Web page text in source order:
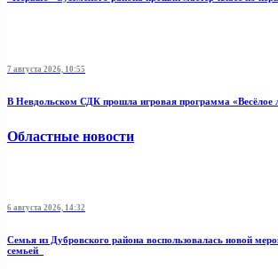
7 августа 2026, 10:55
В Невдольском СДК прошла игровая программа «Весёлое
Областные новости
6 августа 2026, 14:32
Семья из Дубровского района воспользовалась новой
семьей